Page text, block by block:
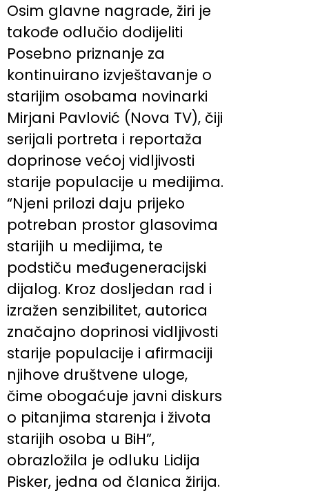
Osim glavne nagrade, žiri je
takođe odlučio dodijeliti
Posebno priznanje za
kontinuirano izvještavanje o
starijim osobama novinarki
Mirjani Pavlović (Nova TV), čiji
serijali portreta i reportaža
doprinose većoj vidljivosti
starije populacije u medijima.
“Njeni prilozi daju prijeko
potreban prostor glasovima
starijih u medijima, te
podstiču međugeneracijski
dijalog. Kroz dosljedan rad i
izražen senzibilitet, autorica
značajno doprinosi vidljivosti
starije populacije i afirmaciji
njihove društvene uloge,
čime obogaćuje javni diskurs
o pitanjima starenja i života
starijih osoba u BiH”,
obrazložila je odluku Lidija
Pisker, jedna od članica žirija.